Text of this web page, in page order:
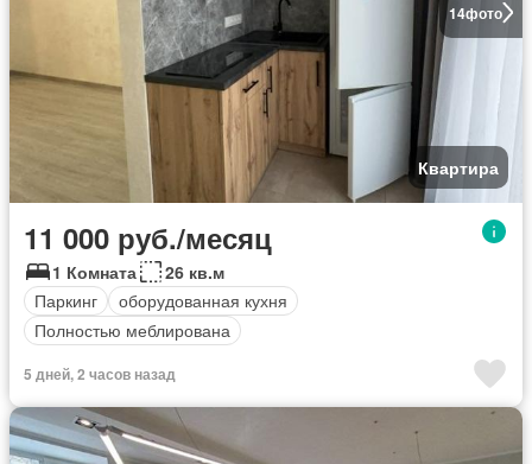
14фото
Квартира
11 000 руб./месяц
1 Комната
26 кв.м
Паркинг
оборудованная кухня
Полностью меблирована
5 дней, 2 часов назад